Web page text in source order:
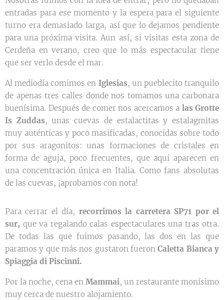
entradas para ese momento y la espera para el siguiente
turno era demasiado larga, así que lo dejamos pendiente
para una próxima visita. Aun así, si visitas esta zona de
Cerdeña en verano, creo que lo más espectacular tiene
que ser verlo desde el mar.
Al mediodía comimos en Iglesias, un pueblecito tranquilo
de apenas tres calles donde nos tomamos una carbonara
buenísima. Después de comer nos acercamos a las Grotte
Is Zuddas, unas cuevas de estalactitas y estalagmitas
muy auténticas y poco masificadas, conocidas sobre todo
por sus aragonitos: unas formaciones de cristales en
forma de aguja, poco frecuentes, que aquí aparecen en
una concentración única en Italia. Como fans absolutas
de las cuevas, ¡aprobamos con nota!
Para cerrar el día, recorrimos la carretera SP71 por el
sur, que va regalando calas espectaculares una tras otra.
De todas las que fuimos pasando, las dos en las que
paramos y que más nos gustaron fueronCaletta Bianca y
Spiaggia di Piscinni.
Por la noche, cena en Mammai, un restaurante monísimo
muy cerca de nuestro alojamiento.